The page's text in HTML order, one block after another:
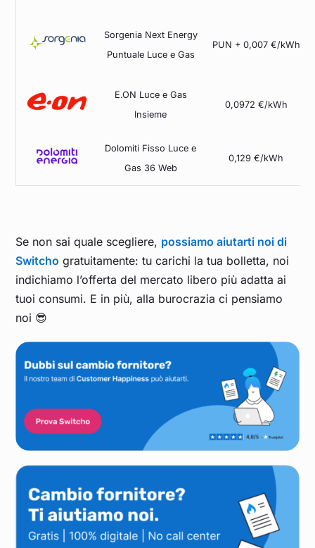
Sorgenia Next Energy
Puntuale Luce e Gas
PUN + 0,007 €/kWh
E.ON Luce e Gas
Insieme
0,0972 €/kWh
Dolomiti Fisso Luce e
Gas 36 Web
0,129 €/kWh
Se non sai quale scegliere, possiamo aiutarti noi di
Switcho gratuitamente: tu carichi la tua bolletta, noi
indichiamo l’offerta del mercato libero più adatta ai
tuoi consumi. E in più, alla burocrazia ci pensiamo
noi 😎